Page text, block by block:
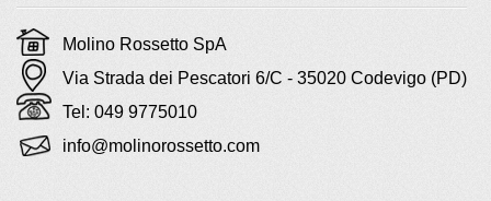
Molino Rossetto SpA
Via Strada dei Pescatori 6/C - 35020 Codevigo (PD)
Tel: 049 9775010
info@molinorossetto.com